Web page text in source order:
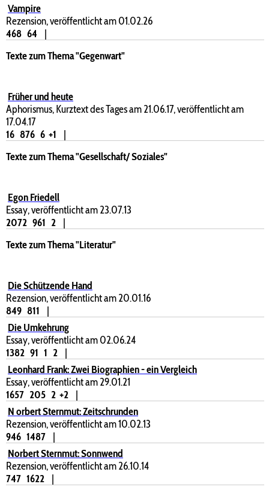
Vampire
Rezension, veröffentlicht am 01.02.26
468 64
|
Texte zum Thema "Gegenwart"
Früher und heute
Aphorismus, Kurztext des Tages am 21.06.17, veröffentlicht am
17.04.17
16 876 6 +1
|
Texte zum Thema "Gesellschaft/ Soziales"
Egon Friedell
Essay, veröffentlicht am 23.07.13
2072 961 2
|
Texte zum Thema "Literatur"
Die Schützende Hand
Rezension, veröffentlicht am 20.01.16
849 811
|
Die Umkehrung
Essay, veröffentlicht am 02.06.24
1382 91 1 2
|
Leonhard Frank: Zwei Biographien - ein Vergleich
Essay, veröffentlicht am 29.01.21
1657 205 2 +2
|
N orbert Sternmut: Zeitschrunden
Rezension, veröffentlicht am 10.02.13
946 1487
|
Norbert Sternmut: Sonnwend
Rezension, veröffentlicht am 26.10.14
747 1622
|